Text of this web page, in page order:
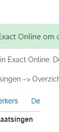
Exact Online.
–>